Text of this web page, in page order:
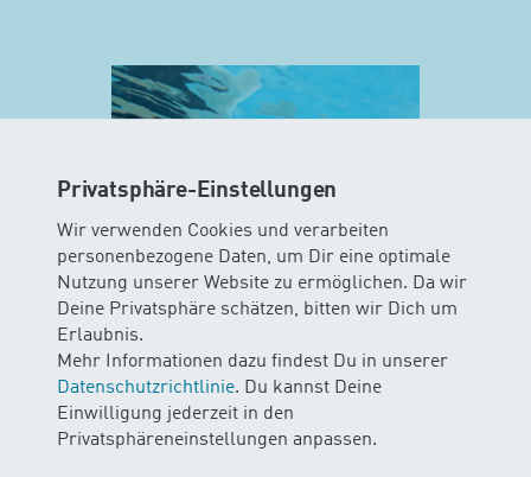
Privatsphäre-Einstellungen
Wir verwenden Cookies und verarbeiten
personenbezogene Daten, um Dir eine optimale
Nutzung unserer Website zu ermöglichen. Da wir
Deine Privatsphäre schätzen, bitten wir Dich um
Erlaubnis.
Mehr Informationen dazu findest Du in unserer
Datenschutzrichtlinie. Du kannst Deine
Einwilligung jederzeit in den
Privatsphäreneinstellungen anpassen.
AB 10 WOCHEN
In diesem Kurs können Babys das
Element Wasser mit all ihren Sinnen